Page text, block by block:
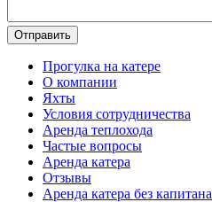
Прогулка на катере
О компании
Яхты
Условия сотрудничества
Аренда теплохода
Частые вопросы
Аренда катера
Отзывы
Аренда катера без капитана